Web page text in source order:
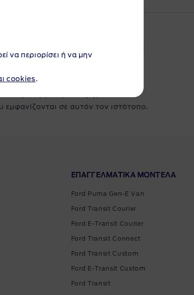
να περιορίσει ή να μην
cookies .
προδιαγραφές, τα χρώματα και τις
ενώ οι εικόνες μπορεί να
(CGI) από ψηφιακά
σε αυτόν τον ιστότοπο.
ΕΠΑΓΓΕΛΜΑΤΙΚΑ ΜΟΝΤΕΛΑ
Ford Puma Gen-E Van
Ford Transit Courier
Ford E-Transit Courier
Ford Transit Connect
Ford Transit Custom
Ford E-Transit Custom
Ford Transit